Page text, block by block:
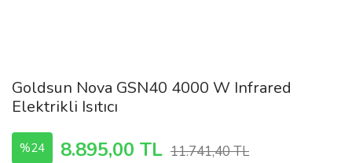
Goldsun Nova GSN40 4000 W Infrared
Elektrikli Isıtıcı
%24 8.895,00 TL 11.741,40 TL